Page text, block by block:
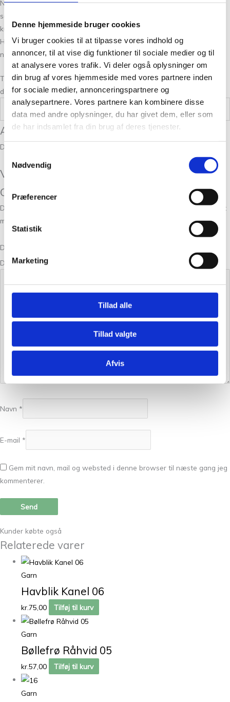
Denne hjemmeside bruger cookies
Vi bruger cookies til at tilpasse vores indhold og
annoncer, til at vise dig funktioner til sociale medier og til
at analysere vores trafik. Vi deler også oplysninger om
din brug af vores hjemmeside med vores partnere inden
for sociale medier, annonceringspartnere og
analysepartnere. Vores partnere kan kombinere disse
data med andre oplysninger, du har givet dem, eller som
de har indsamlet fra din brug af deres tjenester.
Nødvendig
Præferencer
Statistik
Marketing
Tillad alle
Tillad valgte
Afvis
Når du bestiller garn online hos os, kan du altid forvente en god
service og hurtig levering. Vi stræber efter at give den bedste
kundeoplevelse både online og i vores fysiske butik på Frederiksberg.
Her finder du også unikke produkter og ekspertrådgivning til dit
næste strikkeprojekt.
Tak fordi du valgte Tante Grøn CPH. Vi ser frem til at være en del af
dine strikkeeventyr!
Anmeldelser
Der er endnu ikke nogle anmeldelser.
Vær den første til at anmelde “Tynn Line
Olivengrønn 9062”
Din e-mailadresse vil ikke blive publiceret.
Krævede felter er markeret
med
Din bedømmelse
Din anmeldelse
Navn *
E-mail *
Gem mit navn, mail og websted i denne browser til næste gang jeg
kommenterer.
Kunder købte også
Relaterede varer
Garn
Havblik Kanel 06
kr.75,00 Tilføj til kurv
Garn
Bøllefrø Råhvid 05
kr.57,00 Tilføj til kurv
Garn